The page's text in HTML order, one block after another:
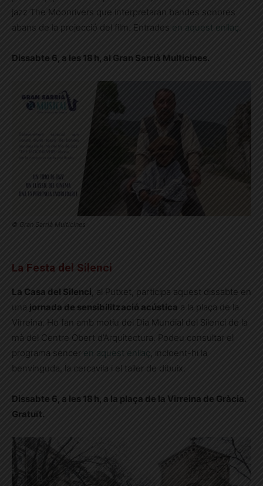
jazz The Moonrivers que interpretaran bandes sonores
abans de la projecció del film. Entrades en aquest enllaç.
Dissabte 6, a les 18 h, al Gran Sarrià Multicines.
© Gran Sarrià Multicines
La Festa del Silenci
La Casa del Silenci, al Putxet, participa aquest dissabte en
una jornada de sensibilització acústica a la plaça de la
Virreina. Ho fan amb motiu del Dia Mundial del Silenci de la
mà del Centre Obert d’Arquitectura. Podeu consultar el
programa sencer en aquest enllaç, incloent-hi la
benvinguda, la cercavila i el taller de dibuix.
Dissabte 6, a les 18 h, a la plaça de la Virreina de Gràcia.
Gratuït.